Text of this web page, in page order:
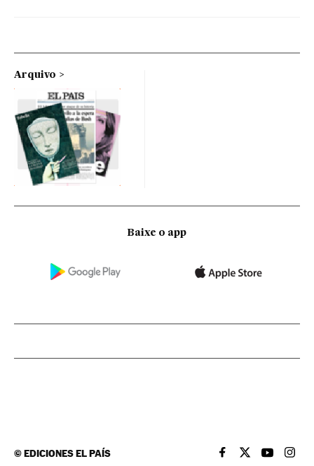
Arquivo
Baixe o app
©EDICIONES EL PAÍS EL PAÍS BRASIL EN
EL PAÍSEL PAÍS
EL